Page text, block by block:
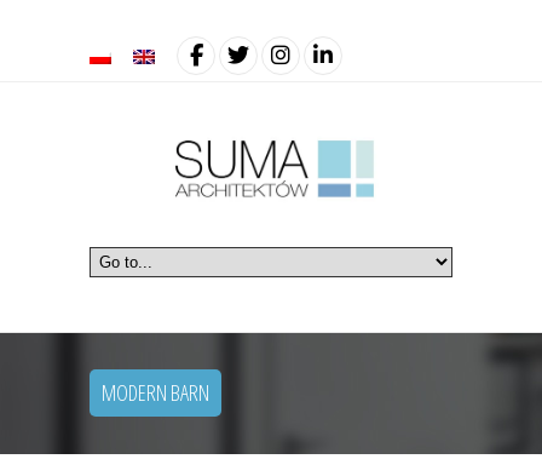
MODERN BARN